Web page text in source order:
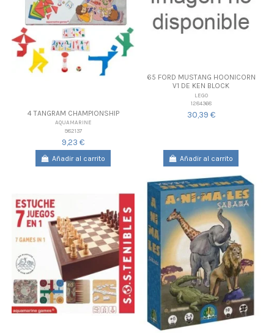
4 TANGRAM CHAMPIONSHIP
AQUAMARINE
982137
9,23 €
Añadir al carrito
65 FORD MUSTANG HOONICORN
V1 DE KEN BLOCK
LEGO
1284368
30,39 €
Añadir al carrito